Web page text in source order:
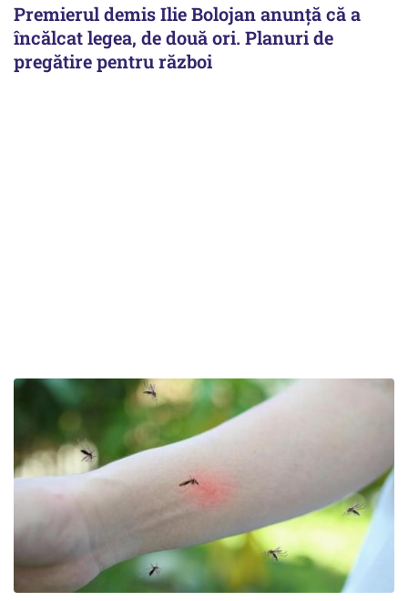
Premierul demis Ilie Bolojan anunță că a
încălcat legea, de două ori. Planuri de
pregătire pentru război